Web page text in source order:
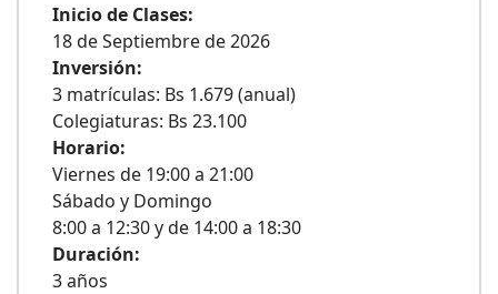
Inicio de Clases:
18 de Septiembre de 2026
Inversión:
3 matrículas: Bs 1.679 (anual)
Colegiaturas: Bs 23.100
Horario:
Viernes de 19:00 a 21:00
Sábado y Domingo
8:00 a 12:30 y de 14:00 a 18:30
Duración:
3 años